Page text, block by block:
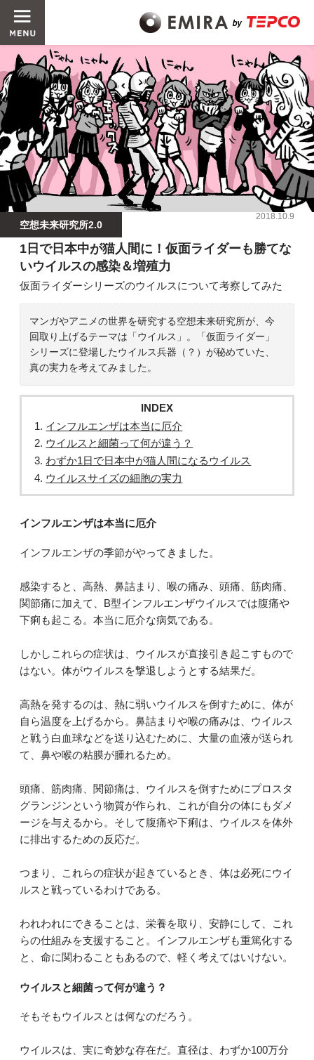
空想未来研究所2.0
2018.10.9
1日で日本中が猫人間に！仮面ライダーも勝てな
いウイルスの感染＆増殖力
仮面ライダーシリーズのウイルスについて考察してみた
マンガやアニメの世界を研究する空想未来研究所が、今
回取り上げるテーマは「ウイルス」。「仮面ライダー」
シリーズに登場したウイルス兵器（？）が秘めていた、
真の実力を考えてみました。
INDEX
インフルエンザは本当に厄介
ウイルスと細菌って何が違う？
わずか1日で日本中が猫人間になるウイルス
ウイルスサイズの細胞の実力
インフルエンザは本当に厄介
インフルエンザの季節がやってきました。
感染すると、高熱、鼻詰まり、喉の痛み、頭痛、筋肉痛、
関節痛に加えて、B型インフルエンザウイルスでは腹痛や
下痢も起こる。本当に厄介な病気である。
しかしこれらの症状は、ウイルスが直接引き起こすもので
はない。体がウイルスを撃退しようとする結果だ。
高熱を発するのは、熱に弱いウイルスを倒すために、体が
自ら温度を上げるから。鼻詰まりや喉の痛みは、ウイルス
と戦う白血球などを送り込むために、大量の血液が送られ
て、鼻や喉の粘膜が腫れるため。
頭痛、筋肉痛、関節痛は、ウイルスを倒すためにプロスタ
グランジンという物質が作られ、これが自分の体にもダメ
ージを与えるから。そして腹痛や下痢は、ウイルスを体外
に排出するための反応だ。
つまり、これらの症状が起きているとき、体は必死にウイ
ルスと戦っているわけである。
われわれにできることは、栄養を取り、安静にして、これ
らの仕組みを支援すること。インフルエンザも重篤化する
と、命に関わることもあるので、軽く考えてはいけない。
ウイルスと細菌って何が違う？
そもそもウイルスとは何なのだろう。
ウイルスは、実に奇妙な存在だ。直径は、わずか100万分